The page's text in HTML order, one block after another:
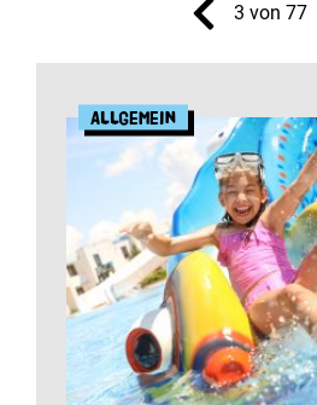
3 von 77
Allgemein